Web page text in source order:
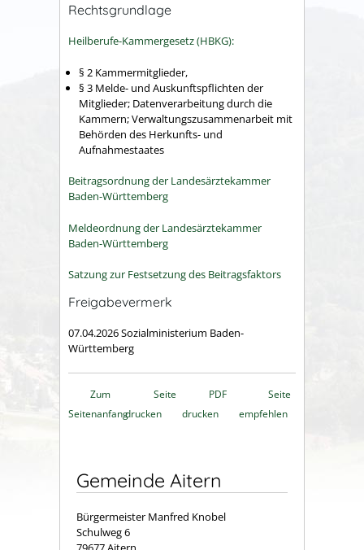
Rechtsgrundlage
Heilberufe-Kammergesetz (HBKG):
§ 2 Kammermitglieder,
§ 3 Melde- und Auskunftspflichten der
Mitglieder; Datenverarbeitung durch die
Kammern; Verwaltungszusammenarbeit mit
Behörden des Herkunfts- und
Aufnahmestaates
Beitragsordnung der Landesärztekammer
Baden-Württemberg
Meldeordnung der Landesärztekammer
Baden-Württemberg
Satzung zur Festsetzung des Beitragsfaktors
Freigabevermerk
07.04.2026Sozialministerium Baden-
Württemberg
Zum
Seitenanfang
Seite
drucken
PDF
drucken
Seite
empfehlen
Gemeinde Aitern
Bürgermeister Manfred Knobel
Schulweg 6